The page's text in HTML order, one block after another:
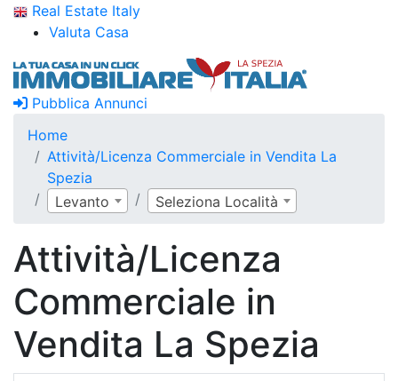
Real Estate Italy
Valuta Casa
Pubblica Annunci
Home
Attività/Licenza Commerciale in Vendita La
Spezia
Levanto
Seleziona Località
Attività/Licenza
Commerciale in
Vendita La Spezia